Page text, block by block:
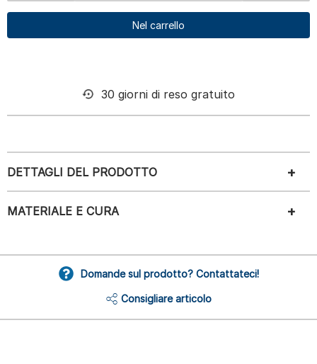
Nel carrello
30 giorni di reso gratuito
DETTAGLI DEL PRODOTTO
MATERIALE E CURA
Domande sul prodotto? Contattateci!
Consigliare articolo